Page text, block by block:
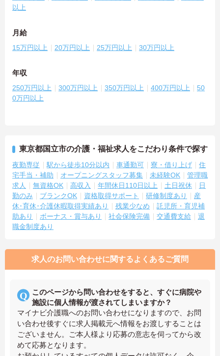
以上
月給
15万円以上 20万円以上 25万円以上 30万円以上
年収
250万円以上 300万円以上 350万円以上 400万円以上
50
0万円以上
東京都国立市の介護・福祉求人をこだわり条件で探す
夜勤専従 駅から徒歩10分以内 車通勤可 寮・借り上げ
住
宅手当・補助
オープニングスタッフ募集 未経験OK
管理職
求人
無資格OK 高収入 年間休日110日以上 土日祝休
日
勤のみ
ブランクOK 資格取得サポート 研修制度あり
産
休･育休･介護休暇取得実績あり
残業少なめ
託児所・育児補
助あり
ボーナス・賞与あり 社会保険完備 交通費支給
退
職金制度あり
求人のお問い合わせに関するよくあるご質問
このページから問い合わせをすると、すぐに病院や
施設に個人情報が渡されてしまいますか？
マイナビ介護職へのお問い合わせになりますので、お問
い合わせ後すぐに求人掲載元へ情報をお渡しすることは
ございません。ご本人様より応募の意志を伺ってから改
めて応募となります。